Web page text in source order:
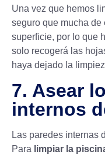
Una vez que hemos
seguro que mucha de
superficie, por lo que
solo recogerá las
haya dejado la
7. Asear
internos
Las paredes internas
Para limpiar la